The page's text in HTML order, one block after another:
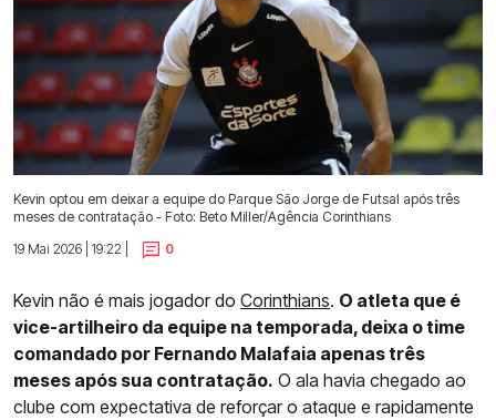
Kevin optou em deixar a equipe do Parque São Jorge de Futsal após três
meses de contratação - Foto: Beto Miller/Agência Corinthians
19 Mai 2026 | 19:22 |
0
Kevin não é mais jogador do Corinthians. O atleta que é
vice-artilheiro da equipe na temporada, deixa o time
comandado por Fernando Malafaia apenas três
meses após sua contratação. O ala havia chegado ao
clube com expectativa de reforçar o ataque e rapidamente